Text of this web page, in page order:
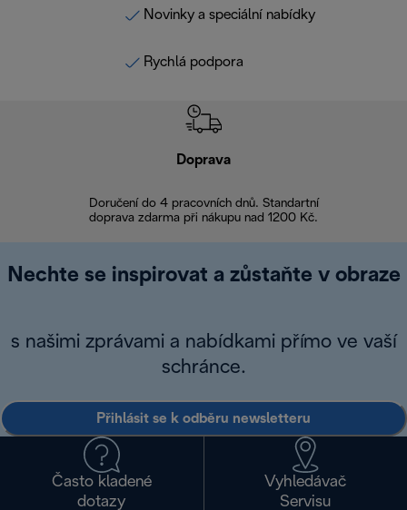
Novinky a speciální nabídky
Rychlá podpora
Doprava
Doručení do 4 pracovních dnů. Standartní
doprava zdarma při nákupu nad 1200 Kč.
Nechte se inspirovat a zůstaňte v obraze
s našimi zprávami a nabídkami přímo ve vaší
schránce.
Přihlásit se k odběru newsletteru
Často kladené
dotazy
Vyhledávač
Servisu